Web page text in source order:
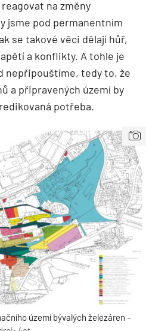
na změny
jsme pod permanentním
se takové věci dělají hůř,
a konflikty. A tohle je
nepřipouštíme, tedy to, že
a připravených území by
potřeba.
území bývalých železáren –